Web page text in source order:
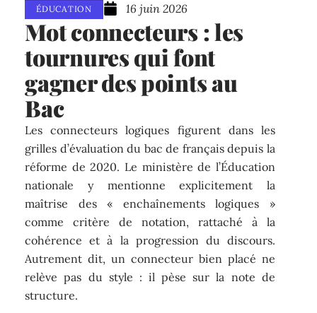
ÉDUCATION 16 juin 2026
Mot connecteurs : les
tournures qui font
gagner des points au
Bac
Les connecteurs logiques figurent dans les
grilles d’évaluation du bac de français depuis la
réforme de 2020. Le ministère de l’Éducation
nationale y mentionne explicitement la
maîtrise des « enchaînements logiques »
comme critère de notation, rattaché à la
cohérence et à la progression du discours.
Autrement dit, un connecteur bien placé ne
relève pas du style : il pèse sur la note de
structure.